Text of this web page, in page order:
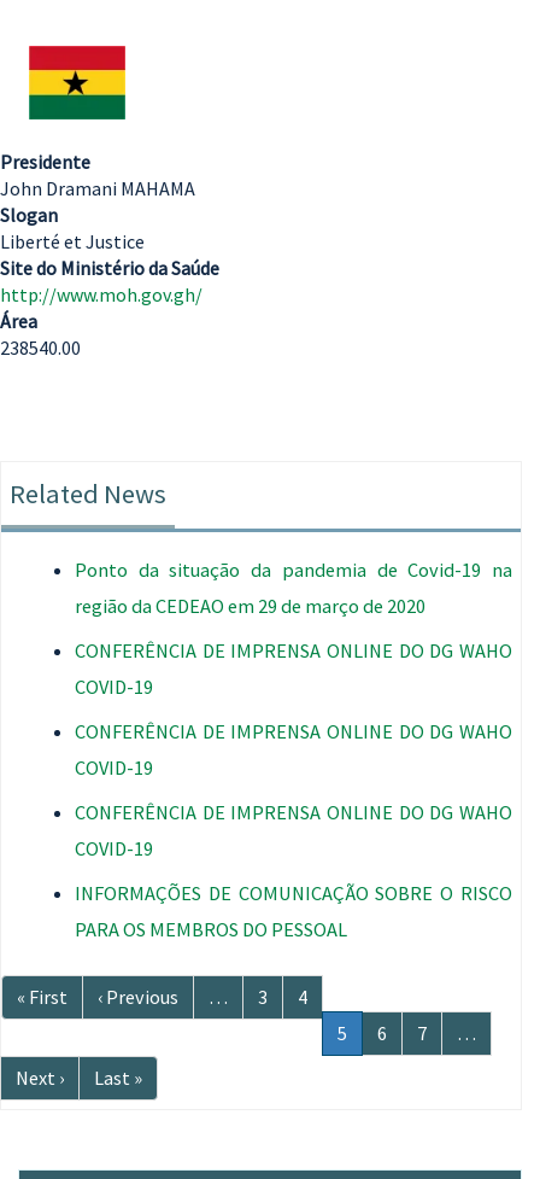
Presidente
John Dramani MAHAMA
Slogan
Liberté et Justice
Site do Ministério da Saúde
http://www.moh.gov.gh/
Área
238540.00
Related News
Ponto da situação da pandemia de Covid-19 na
região da CEDEAO em 29 de março de 2020
CONFERÊNCIA DE IMPRENSA ONLINE DO DG WAHO
COVID-19
CONFERÊNCIA DE IMPRENSA ONLINE DO DG WAHO
COVID-19
CONFERÊNCIA DE IMPRENSA ONLINE DO DG WAHO
COVID-19
INFORMAÇÕES DE COMUNICAÇÃO SOBRE O RISCO
PARA OS MEMBROS DO PESSOAL
Paginação
Primeira
página
« First
Página
anterior
‹ Previous … Página
3 Página
4
Página
atual
5 Página
6 Página
7
…
Próxima
página
Next ›
Última
página
Last »